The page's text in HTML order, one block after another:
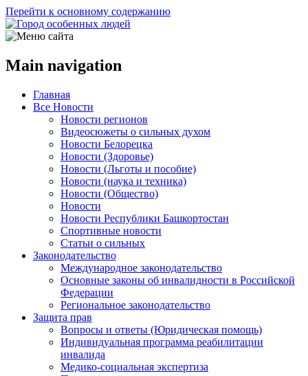
Перейти к основному содержанию
Main navigation
Главная
Все Новости
Новости регионов
Видеосюжеты о сильных духом
Новости Белорецка
Новости (Здоровье)
Новости (Льготы и пособие)
Новости (наука и техника)
Новости (Общество)
Новости
Новости Республики Башкортостан
Спортивные новости
Статьи о сильных
Законодательство
Международное законодательство
Основные законы об инвалидности в Российской
Федерации
Региональное законодательство
Защита прав
Вопросы и ответы (Юридическая помощь)
Индивидуальная программа реабилитации
инвалида
Медико-социальная экспертиза